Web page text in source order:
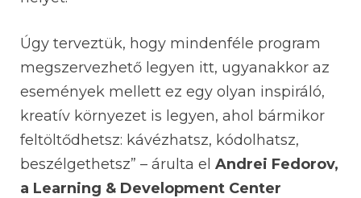
Úgy terveztük, hogy mindenféle program
megszervezhető legyen itt, ugyanakkor az
események mellett ez egy olyan inspiráló,
kreatív környezet is legyen, ahol bármikor
feltöltődhetsz: kávézhatsz, kódolhatsz,
beszélgethetsz” – árulta el Andrei Fedorov,
a Learning & Development Center